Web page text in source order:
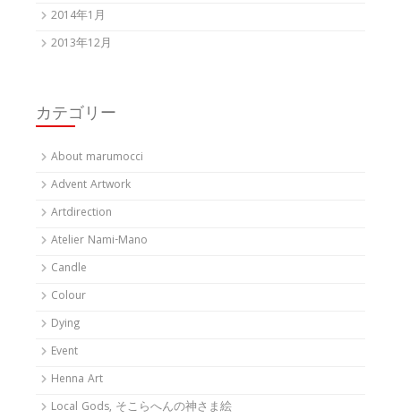
2014年1月
2013年12月
カテゴリー
About marumocci
Advent Artwork
Artdirection
Atelier Nami-Mano
Candle
Colour
Dying
Event
Henna Art
Local Gods, そこらへんの神さま絵